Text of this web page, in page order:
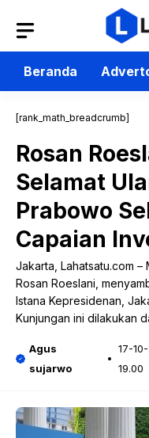
isi
Beranda
[rank_math_breadcrumb]
Rosan
Selamat
Prabowo
Capaian
Jakarta, Lahatsatu.com –
Rosan Roeslani,
Istana Kepresidenan,
Kunjungan ini dilakukan
Agus
sujarwo
17-
19.00